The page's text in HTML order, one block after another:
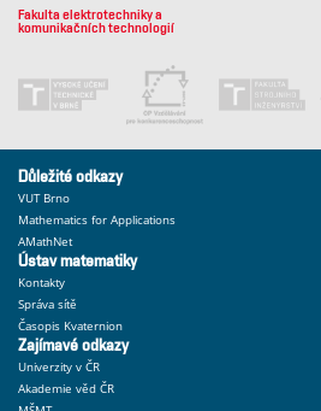
Fakulta elektrotechniky a
komunikačních technologií
Důležité odkazy
VUT Brno
Mathematics for Applications
AMathNet
Ústav matematiky
Kontakty
Správa sítě
Časopis Kvaternion
Zajímavé odkazy
Univerzity v ČR
Akademie věd ČR